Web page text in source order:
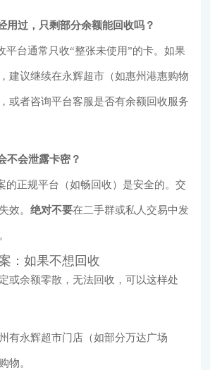
用过，只剩部分余额能回收吗？
平台通常只收“整张未使用”的卡。如果
建议继续在永辉超市（如惠州港惠购物
或者咨询平台客服是否有余额回收服务
不会泄露卡密？
的正规平台（如畅回收）是安全的。交
效。绝对不要在二手群或私人交易中发
：如果不想回收
或余额零散，无法回收，可以这样处
州有永辉超市门店（如部分万达广场
物。